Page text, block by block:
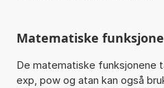
Matematiske
De matematiske funksjonene
exp, pow og atan kan også